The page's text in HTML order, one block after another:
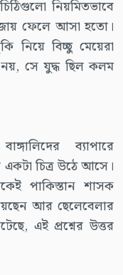
নিয়মিতভাবে
ফেলে আসা হতো।
নিয়ে বিচ্ছু মেয়েরা
নয়, সে যুদ্ধ ছিল কলম
ব্যাপারে
একটা চিত্র উঠে আসে।
পাকিস্তান শাসক
আর ছেলেবেলার
এই প্রশ্নের উত্তর